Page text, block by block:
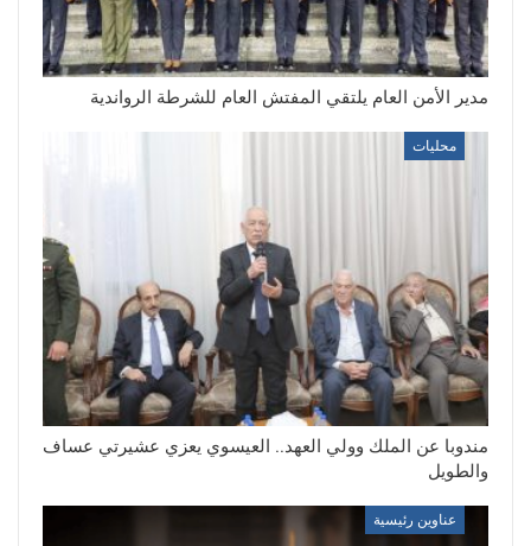
مدير الأمن العام يلتقي المفتش العام للشرطة الرواندية
محليات
مندوبا عن الملك وولي العهد.. العيسوي يعزي عشيرتي عساف
والطويل
عناوين رئيسية